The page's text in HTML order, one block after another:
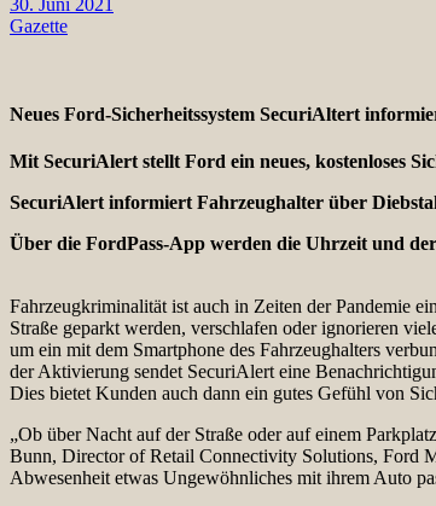
Gazette
Neues Ford-Sicherheitssystem SecuriAltert
Mit SecuriAlert stellt Ford ein neues, kostenloses
SecuriAlert informiert Fahrzeughalter über
Über die FordPass-App werden die Uhrzeit und
Fahrzeugkriminalität ist auch in Zeiten der Pandemie
Straße geparkt werden, verschlafen oder ignorieren
um ein mit dem Smartphone des Fahrzeughalters
der Aktivierung sendet SecuriAlert eine
Dies bietet Kunden auch dann ein gutes Gefühl von
„Ob über Nacht auf der Straße oder auf einem
Bunn, Director of Retail Connectivity Solutions, Ford
Abwesenheit etwas Ungewöhnliches mit ihrem Auto